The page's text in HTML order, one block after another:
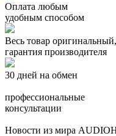
Оплата любым
удобным способом
Весь товар оригинальный,
гарантия производителя
30 дней на обмен
профессиональные
консультации
Новости из мира